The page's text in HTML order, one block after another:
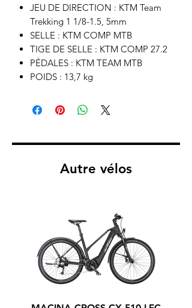
JEU DE DIRECTION : KTM Team
Trekking 1 1/8-1.5, 5mm
SELLE : KTM COMP MTB
TIGE DE SELLE : KTM COMP 27.2
PÉDALES : KTM TEAM MTB
POIDS : 13,7 kg
Autre vélos